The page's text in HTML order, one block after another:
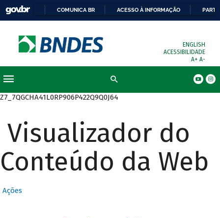
COMUNICA BR ACESSO À INFORMAÇÃO
ENGLISH
ACESSIBILIDADE
A+ A-
Z7_7QGCHA41L0RP906P422Q9Q0J64
Visualizador do
Conteúdo da Web
Ações